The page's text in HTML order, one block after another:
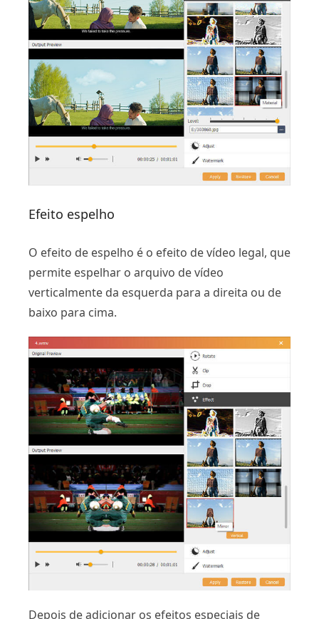
Efeito espelho
O efeito de espelho é o efeito de vídeo legal, que
permite espelhar o arquivo de vídeo
verticalmente da esquerda para a direita ou de
baixo para cima.
Depois de adicionar os efeitos especiais de